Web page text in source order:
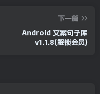
下一篇
Android 文案句子库
v1.1.8(解锁会员)